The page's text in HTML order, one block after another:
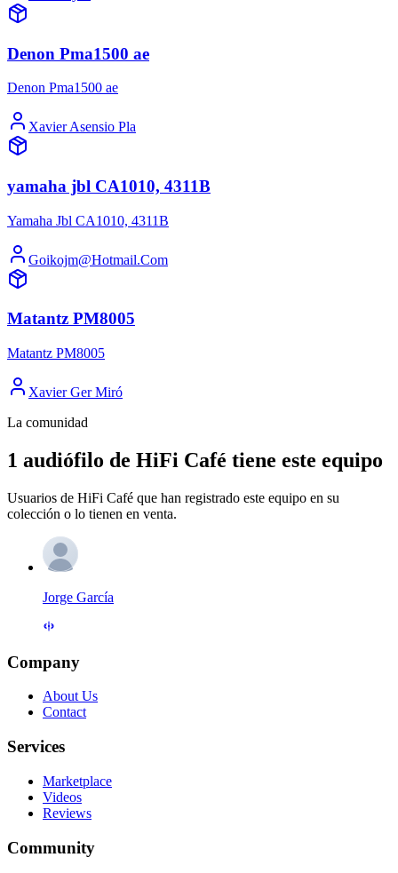
Denon Pma1500 ae
Denon Pma1500 ae
Xavier Asensio Pla
yamaha jbl CA1010, 4311B
Yamaha Jbl CA1010, 4311B
Goikojm@Hotmail.Com
Matantz PM8005
Matantz PM8005
Xavier Ger Miró
La comunidad
1 audiófilo de HiFi Café tiene este equipo
Usuarios de HiFi Café que han registrado este equipo en su
colección o lo tienen en venta.
Jorge García
Company
About Us
Contact
Services
Marketplace
Videos
Reviews
Community